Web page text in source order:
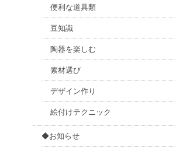
便利な道具類
豆知識
陶器を楽しむ
素材選び
デザイン作り
絵付けテクニック
◆お知らせ